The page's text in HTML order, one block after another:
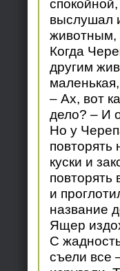
выслушал
животным,
Когда
другим
– Ах, вот
дело? – И
Но у
куски и
и
название
Ящер
С
съели все